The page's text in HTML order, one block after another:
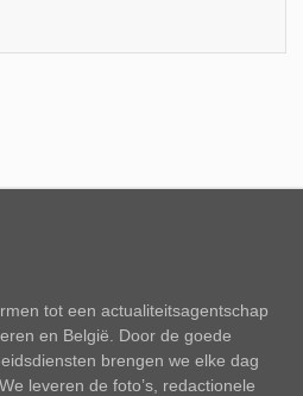
tot een actualiteitsagentschap
en België. Door de goede
brengen we elke dag
leveren de foto’s, redactionele